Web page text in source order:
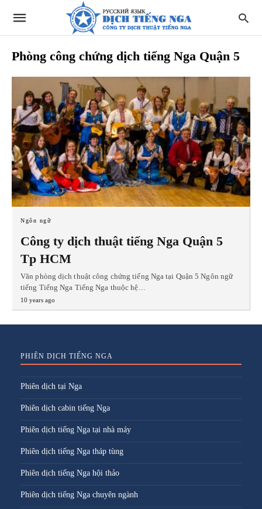
Phòng công chứng dịch tiếng Nga Quận 5
Ngôn ngữ
Công ty dịch thuật tiếng Nga Quận 5
Tp HCM
Văn phòng dịch thuật công chứng tiếng Nga tại Quận 5 Ngôn ngữ
tiếng Tiếng Nga Tiếng Nga thuộc hệ…
10 years ago
PHIÊN DỊCH TIẾNG NGA
Phiên dịch tại Nga
Phiên dịch cabin tiếng Nga
Phiên dịch tiếng Nga tại nhà máy
Phiên dịch tiếng Nga tháp tùng
Phiên dịch tiếng Nga hội thảo
Phiên dịch tiếng Nga chuyên ngành